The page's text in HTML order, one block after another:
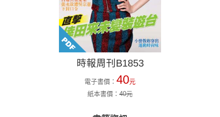
時報周刊B1853
電子書價： 40元
紙本書價： 40元